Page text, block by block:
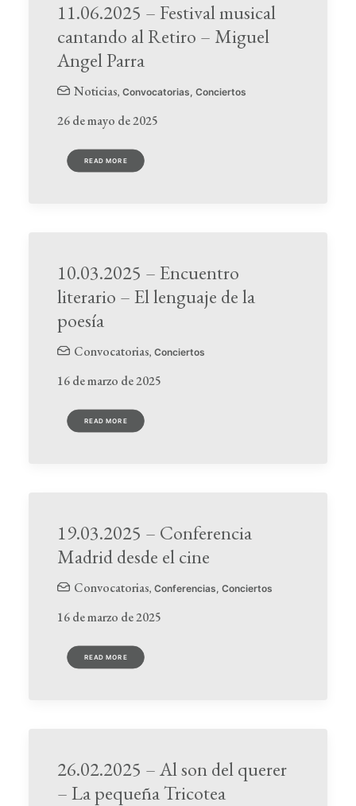
11.06.2025 – Festival musical
cantando al Retiro – Miguel
Angel Parra
Noticias, Convocatorias, Conciertos
26 de mayo de 2025
READ MORE
10.03.2025 – Encuentro
literario – El lenguaje de la
poesía
Convocatorias, Conciertos
16 de marzo de 2025
READ MORE
19.03.2025 – Conferencia
Madrid desde el cine
Convocatorias, Conferencias, Conciertos
16 de marzo de 2025
READ MORE
26.02.2025 – Al son del querer
– La pequeña Tricotea